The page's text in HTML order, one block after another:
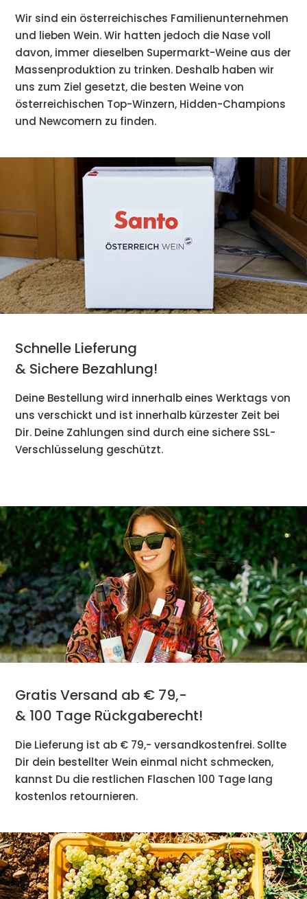
Wir sind ein österreichisches Familienunternehmen
und lieben Wein. Wir hatten jedoch die Nase voll
davon, immer dieselben Supermarkt-Weine aus der
Massenproduktion zu trinken. Deshalb haben wir
uns zum Ziel gesetzt, die besten Weine von
österreichischen Top-Winzern, Hidden-Champions
und Newcomern zu finden.
Schnelle Lieferung
& Sichere Bezahlung!
Deine Bestellung wird innerhalb eines Werktags von
uns verschickt und ist innerhalb kürzester Zeit bei
Dir. Deine Zahlungen sind durch eine sichere SSL-
Verschlüsselung geschützt.
Gratis Versand ab € 79,-
& 100 Tage Rückgaberecht!
Die Lieferung ist ab € 79,- versandkostenfrei. Sollte
Dir dein bestellter Wein einmal nicht schmecken,
kannst Du die restlichen Flaschen 100 Tage lang
kostenlos retournieren.